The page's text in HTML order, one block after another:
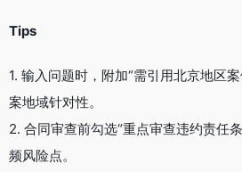
Tips
1. 输入问题时，附加“需引用北京地区
案地域针对性。
2. 合同审查前勾选“重点审查违约责任
频风险点。